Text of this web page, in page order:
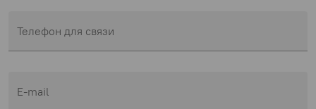
Телефон для связи
E-mail